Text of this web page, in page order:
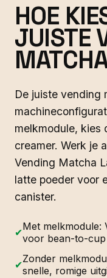
HOE
JUISTE
De juiste vending
melkmodule, kies
creamer. Werk je
Vending Matcha
latte poeder voor
canister.
✔Met melkmodule:
voor bean-to-cup
✔Zonder
snelle, romige